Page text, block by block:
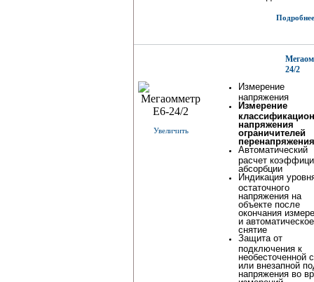
24/2
Увеличить
Измерение
напряжения
Измерение
напряжения
ограничителей
перенапряжения
Автоматический
расчет
абсорбции
Индикация
остаточного
напряжения на
объекте после
окончания
и
снятие
Защита от
подключения к
необесточенной
или внезапной
напряжения во